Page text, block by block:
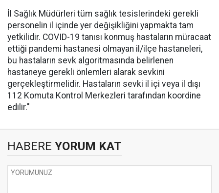
İl Sağlık Müdürleri tüm sağlık tesislerindeki gerekli
personelin il içinde yer değişikliğini yapmakta tam
yetkilidir. COVID-19 tanısı konmuş hastaların müracaat
ettiği pandemi hastanesi olmayan il/ilçe hastaneleri,
bu hastaların sevk algoritmasında belirlenen
hastaneye gerekli önlemleri alarak sevkini
gerçekleştirmelidir. Hastaların sevki il içi veya il dışı
112 Komuta Kontrol Merkezleri tarafından koordine
edilir."
HABERE YORUM KAT